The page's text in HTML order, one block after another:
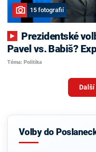
15 fotografií
Pavel vs. Babiš?
Téma: Politika
Další
Volby do